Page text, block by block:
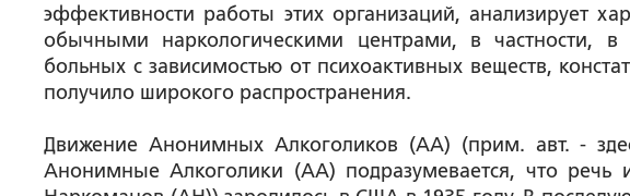
эффективности работы этих организаций, анализирует
обычными наркологическими центрами, в частности,
больных с зависимостью от психоактивных веществ,
получило широкого распространения.
Движение Анонимных Алкоголиков (АА) (прим. авт. -
Анонимные Алкоголики (АА) подразумевается, что